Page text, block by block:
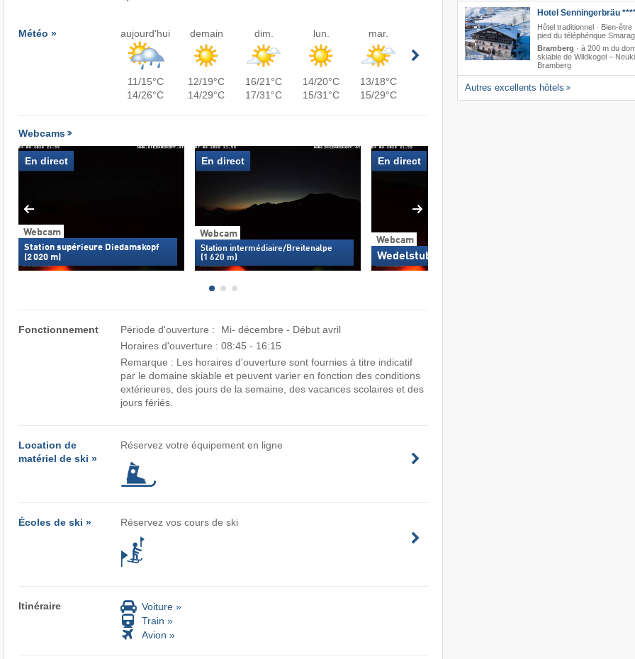
Météo » aujourd'hui
11/15°C
14/26°C
demain
12/19°C
14/29°C
dim.
16/21°C
17/31°C
lun.
14/20°C
15/31°C
mar.
13/18°C
15/29°C
Webcams
Webcam
Station supérieure Diedamskopf
(2 020 m)
En direct
Webcam
Station intermédiaire/Breitenalpe
(1 620 m)
En direct
Webcam
Wedelstube
En direct
Fonctionnement Période d'ouverture :
Mi- décembre - Début avril
Horaires d'ouverture : 08:45 - 16:15
Remarque : Les horaires d'ouverture sont fournies à titre indicatif
par le domaine skiable et peuvent varier en fonction des conditions
extérieures, des jours de la semaine, des vacances scolaires et des
jours fériés.
Location de
matériel de ski »
Réservez votre équipement en ligne
Écoles de ski » Réservez vos cours de ski
Itinéraire
Voiture »
Train »
Avion »
Hotel Senningerbräu
Hôtel traditionnel · Bien-être
pied du téléphérique
Bramberg · à 200 m du
skiable de Wildkogel –
Bramberg
Autres excellents hôtels